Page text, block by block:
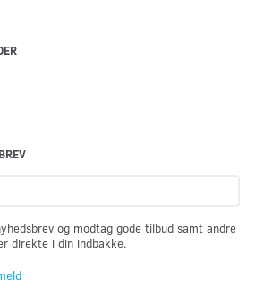
og modtag gode tilbud samt andre
direkte i din indbakke.